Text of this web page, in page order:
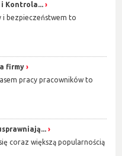
i Kontrola...
i bezpieczeństwem to
firmy
pracy pracowników to
coraz większą popularnością